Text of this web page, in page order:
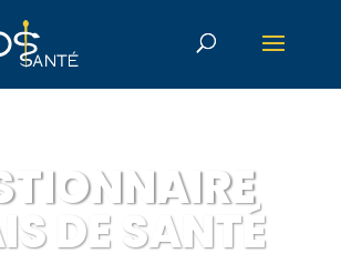
DE SANTÉ